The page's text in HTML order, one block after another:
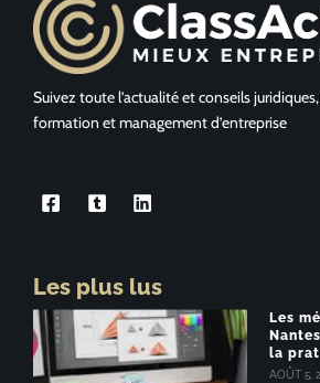
Suivez toute l’actualité et conseils
formation et management d’entreprise
Les plus lus
Les
la
AOÛT 5,